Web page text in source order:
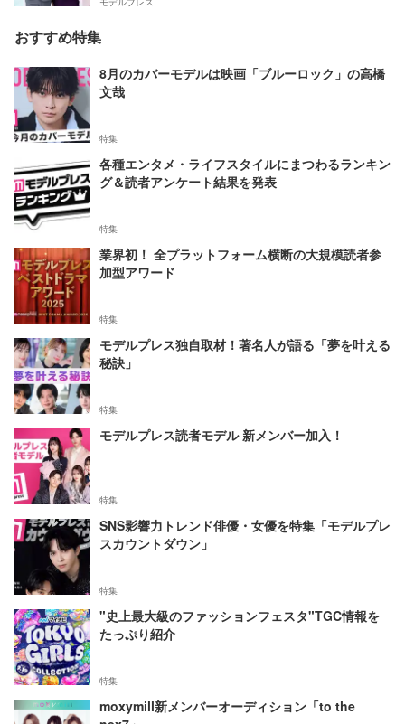
おすすめ特集
8月のカバーモデルは映画「ブルーロック」の高橋
文哉
特集
各種エンタメ・ライフスタイルにまつわるランキン
グ＆読者アンケート結果を発表
特集
業界初！ 全プラットフォーム横断の大規模読者参
加型アワード
特集
モデルプレス独自取材！著名人が語る「夢を叶える
秘訣」
特集
モデルプレス読者モデル 新メンバー加入！
特集
SNS影響力トレンド俳優・女優を特集「モデルプレ
スカウントダウン」
特集
"史上最大級のファッションフェスタ"TGC情報を
たっぷり紹介
特集
moxymill新メンバーオーディション「to the